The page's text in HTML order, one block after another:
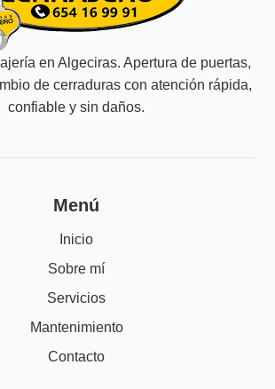
en Algeciras. Apertura de puertas,
de cerraduras con atención rápida,
confiable y sin daños.
Menú
Inicio
Sobre mí
Servicios
Mantenimiento
Contacto